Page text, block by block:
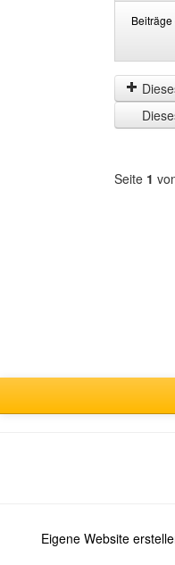
der
letzten
Zeit
by
Seite 1
Eigene Website